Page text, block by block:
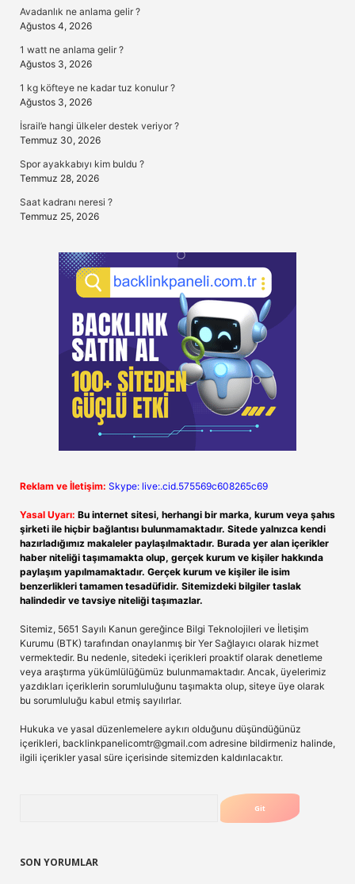
Avadanlık ne anlama gelir ?
Ağustos 4, 2026
1 watt ne anlama gelir ?
Ağustos 3, 2026
1 kg köfteye ne kadar tuz konulur ?
Ağustos 3, 2026
İsrail’e hangi ülkeler destek veriyor ?
Temmuz 30, 2026
Spor ayakkabıyı kim buldu ?
Temmuz 28, 2026
Saat kadranı neresi ?
Temmuz 25, 2026
Reklam ve İletişim: Skype: live:.cid.575569c608265c69
Yasal Uyarı: Bu internet sitesi, herhangi bir marka, kurum veya şahıs
şirketi ile hiçbir bağlantısı bulunmamaktadır. Sitede yalnızca kendi
hazırladığımız makaleler paylaşılmaktadır. Burada yer alan içerikler
haber niteliği taşımamakta olup, gerçek kurum ve kişiler hakkında
paylaşım yapılmamaktadır. Gerçek kurum ve kişiler ile isim
benzerlikleri tamamen tesadüfidir. Sitemizdeki bilgiler taslak
halindedir ve tavsiye niteliği taşımazlar.
Sitemiz, 5651 Sayılı Kanun gereğince Bilgi Teknolojileri ve İletişim
Kurumu (BTK) tarafından onaylanmış bir Yer Sağlayıcı olarak hizmet
vermektedir. Bu nedenle, sitedeki içerikleri proaktif olarak denetleme
veya araştırma yükümlülüğümüz bulunmamaktadır. Ancak, üyelerimiz
yazdıkları içeriklerin sorumluluğunu taşımakta olup, siteye üye olarak
bu sorumluluğu kabul etmiş sayılırlar.
Hukuka ve yasal düzenlemelere aykırı olduğunu düşündüğünüz
içerikleri, backlinkpanelicomtr@gmail.com adresine bildirmeniz halinde,
ilgili içerikler yasal süre içerisinde sitemizden kaldırılacaktır.
SON YORUMLAR